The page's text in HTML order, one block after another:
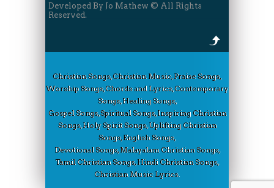
Developed By Jo Mathew © All Rights
Reserved.
Christian Songs, Christian Music, Praise Songs,
Worship Songs, Chords and Lyrics, Contemporary
Songs, Healing Songs,
Gospel Songs, Spiritual Songs, Inspiring Christian
Songs, Holy Spirit Songs, Uplifting Christian
Songs, English Songs,
Devotional Songs, Malayalam Christian Songs,
Tamil Christian Songs, Hindi Christian Songs,
Christian Music Lyrics.